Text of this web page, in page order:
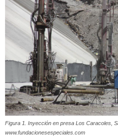
Figura 1. Inyección en presa Los Caracoles,
www.fundacionesespeciales.com